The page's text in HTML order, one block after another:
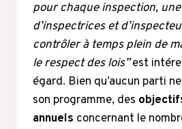
pour chaque inspection,
d’inspectrices et
contrôler à temps plein de
le respect des lois”est
égard. Bien qu’aucun parti
son programme, des
annuels concernant le